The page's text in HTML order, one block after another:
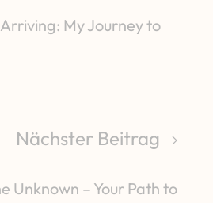
My Journey to
Nächster Beitrag
Unknown – Your Path to